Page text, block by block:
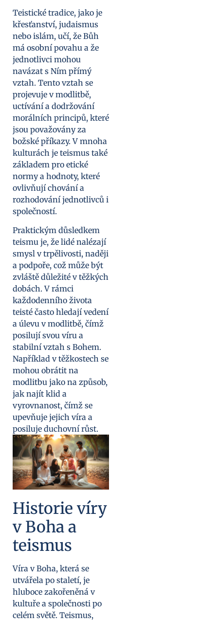
Teistické tradice, jako je
křesťanství, judaismus
nebo islám, učí, že Bůh
má osobní povahu a že
jednotlivci mohou
navázat s Ním přímý
vztah. Tento vztah se
projevuje v modlitbě,
uctívání a dodržování
morálních principů, které
jsou považovány za
božské příkazy. V mnoha
kulturách je teismus také
základem pro etické
normy a hodnoty, které
ovlivňují chování a
rozhodování jednotlivců i
společností.
Praktickým důsledkem
teismu je, že lidé nalézají
smysl v trpělivosti, naději
a podpoře, což může být
zvláště důležité v těžkých
dobách. V rámci
každodenního života
teisté často hledají vedení
a úlevu v modlitbě, čímž
posilují svou víru a
stabilní vztah s Bohem.
Například v těžkostech se
mohou obrátit na
modlitbu jako na způsob,
jak najít klid a
vyrovnanost, čímž se
upevňuje jejich víra a
posiluje duchovní růst.
Historie víry
v Boha a
teismus
Víra v Boha, která se
utvářela po staletí, je
hluboce zakořeněná v
kultuře a společnosti po
celém světě. Teismus,